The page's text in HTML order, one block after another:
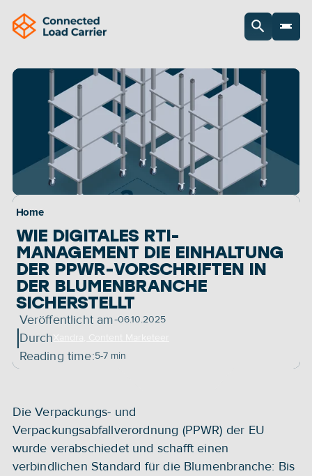
Home
WIE DIGITALES RTI-
MANAGEMENT DIE EINHALTUNG
DER PPWR-VORSCHRIFTEN IN
DER BLUMENBRANCHE
SICHERSTELLT
|
Veröffentlicht am-06.10.2025
Durch
Reading time:5-7 min
Die Verpackungs- und
Verpackungsabfallverordnung (PPWR) der EU
wurde verabschiedet und schafft einen
verbindlichen Standard für die Blumenbranche: Bis